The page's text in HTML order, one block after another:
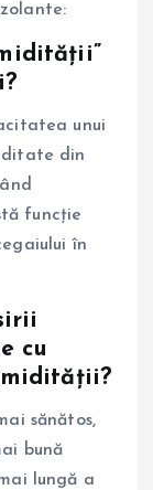
unui
din
funcție
în
cu
sănătos,
bună
lungă a